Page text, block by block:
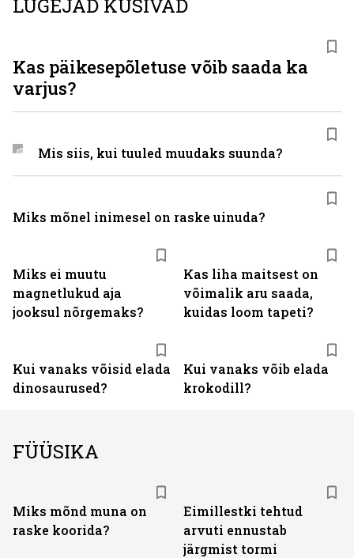
LUGEJAD KÜSIVAD
Miks ei muutu
magnetlukud aja
jooksul nõrgemaks?
Kas liha maitsest on
võimalik aru saada,
kuidas loom tapeti?
Kui vanaks võisid elada
dinosaurused?
Kui vanaks võib elada
krokodill?
Kas päikesepõletuse võib saada ka
varjus?
Mis siis, kui tuuled muudaks suunda?
Miks mõnel inimesel on raske uinuda?
FÜÜSIKA
Miks mõnd muna on
raske koorida?
Eimillestki tehtud
arvuti ennustab
järgmist tormi